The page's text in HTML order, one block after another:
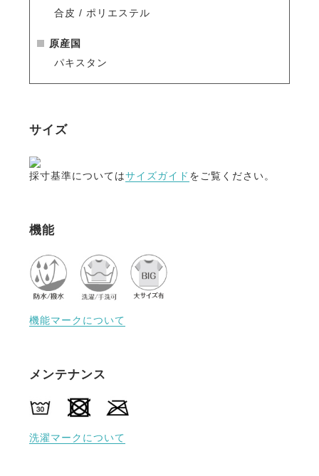
合皮 / ポリエステル
原産国
パキスタン
サイズ
採寸基準についてはサイズガイド をご覧ください。
機能
機能マークについて
メンテナンス
洗濯マークについて